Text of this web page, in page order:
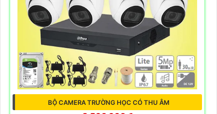
BỘ CAMERA TRƯỜNG HỌC CÓ THU ÂM